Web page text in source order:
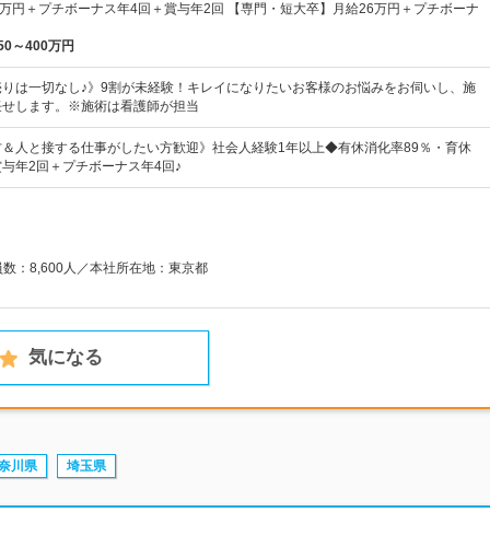
円＋プチボーナス年4回＋賞与年2回 【専門・短大卒】月給26万円＋プチボーナ
～400万円
は一切なし♪》9割が未経験！キレイになりたいお客様のお悩みをお伺いし、施
します。※施術は看護師が担当
人と接する仕事がしたい方歓迎》社会人経験1年以上◆有休消化率89％・育休
年2回＋プチボーナス年4回♪
：8,600人／本社所在地：東京都
気になる
川県 埼玉県